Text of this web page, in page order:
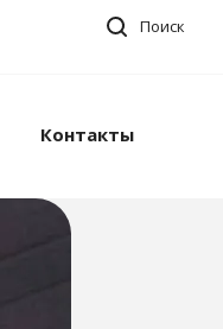
Поиск
Контакты